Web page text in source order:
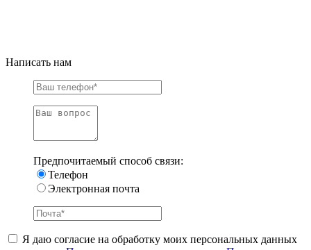
Написать нам
Предпочитаемый способ связи:
Телефон
Электронная почта
Я даю согласие на обработку моих персональных данных